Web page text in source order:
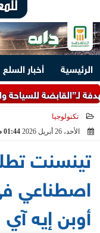
الرئيسية أخبار السلع
تكنولوجيا
الأحد، 26 أبريل 2026
01:44 صـ
تينسنت
اصطناعي
أوبن إيه آي